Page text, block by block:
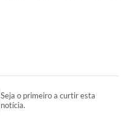
Seja o primeiro a curtir esta
notícia.